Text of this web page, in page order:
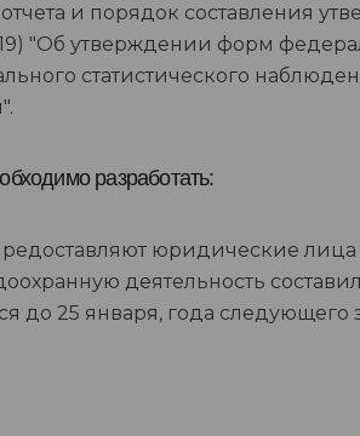
и порядок составления
"Об утверждении форм
статистического
разработать:
юридические
деятельность
до 25 января, года следующего